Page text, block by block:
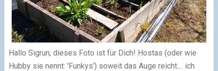
Hallo Sigrun, dieses Foto ist für Dich! Hostas (oder wie
Hubby sie nennt: 'Funkys') soweit das Auge reicht.... ich